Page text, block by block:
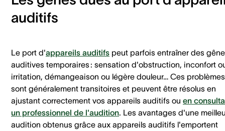
auditifs
Le port d'appareils auditifs peut parfois entraîner des
auditives temporaires : sensation d'obstruction, inconfort
irritation, démangeaison ou légère douleur… Ces problèmes
sont généralement transitoires et peuvent être résolus en
ajustant correctement vos appareils auditifs ou en
un professionnel de l'audition. Les avantages d'une
audition obtenus grâce aux appareils auditifs l'emportent